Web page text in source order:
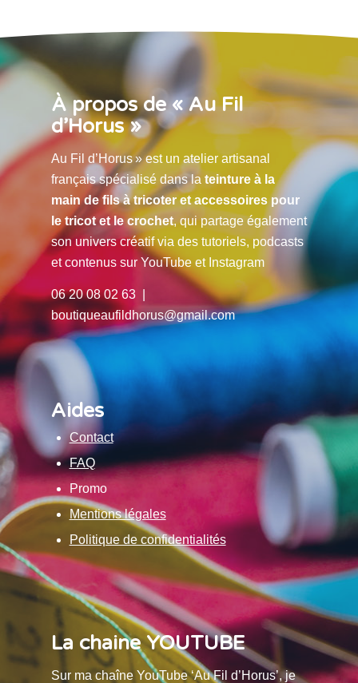
À propos de « Au Fil
d’Horus »
Au Fil d’Horus » est un atelier artisanal
français spécialisé dans la teinture à la
main de fils à tricoter et accessoires pour
le tricot et le crochet, qui partage également
son univers créatif via des tutoriels, podcasts
et contenus sur YouTube et Instagram
06 20 08 02 63 |
boutiqueaufildhorus@gmail.com
Aides
Contact
FAQ
Promo
Mentions légales
Politique de confidentialités
La chaine YOUTUBE
Sur ma chaîne YouTube ‘Au Fil d’Horus’, je